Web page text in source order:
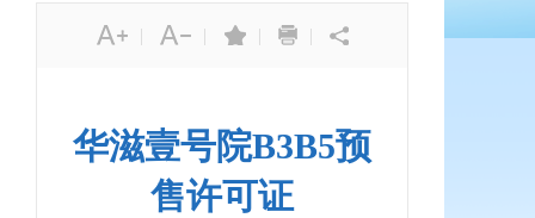
| | | |
华滋壹号院B3B5预
售许可证